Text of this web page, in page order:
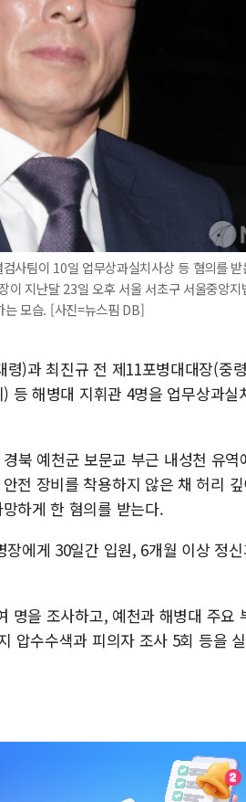
사팀이 10일 업무상과실치사상 등 혐의를
이 지난달 23일 오후 서울 서초구 서울중앙지
는 모습. [사진=뉴스핌 DB]
)과 최진규 전 제11포병대대장(중
등 해병대 지휘관 4명을 업무상과실
북 예천군 보문교 부근 내성천 유
전 장비를 착용하지 않은 채 허리
하게 한 혐의를 받는다.
에게 30일간 입원, 6개월 이상 정
명을 조사하고, 예천과 해병대 주요
압수수색과 피의자 조사 5회 등을